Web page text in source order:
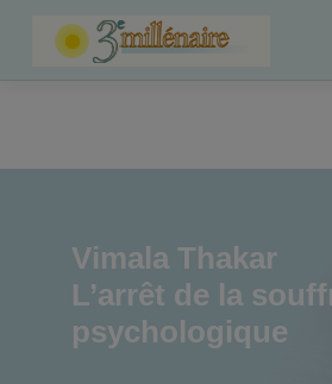
Vimala Thakar
L’arrêt de la
psychologique